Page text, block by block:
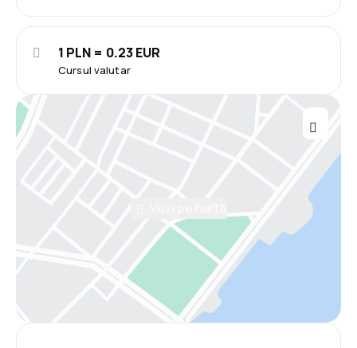
Cursul valutar
1 PLN = 0.23 EUR